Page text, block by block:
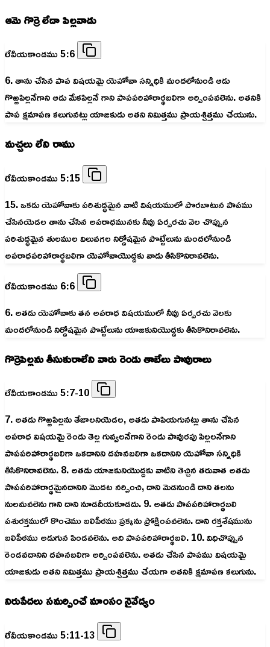
ఆమె గొర్రె లేదా పిల్లవాడు
లేవీయకాండము 5:6
6. తాను చేసిన పాప విషయమై యెహోవా సన్నిధికి మందలోనుండి ఆడు
గొఱ్ఱపిల్లనేగాని ఆడు మేకపిల్లనే గాని పాపపరిహారార్థబలిగా అర్పింపవలెను. అతనికి
పాప క్షమాపణ కలుగునట్లు యాజకుడు అతని నిమిత్తము ప్రాయశ్చిత్తము చేయును.
మచ్చలు లేని రాము
లేవీయకాండము 5:15
15. ఒకడు యెహోవాకు పరిశుద్ధమైన వాటి విషయములో పొరబాటున పాపము
చేసినయెడల తాను చేసిన అపరాధమునకు నీవు ఏర్పరచు వెల చొప్పున
పరిశుద్ధమైన తులముల విలువగల నిర్దోషమైన పొట్టేలును మందలోనుండి
అపరాధపరిహారార్థబలిగా యెహోవాయొద్దకు వాడు తీసికొనిరావలెను.
లేవీయకాండము 6:6
6. అతడు యెహోవాకు తన అపరాధ విషయములో నీవు ఏర్పరచు వెలకు
మందలోనుండి నిర్దోషమైన పొట్టేలును యాజకునియొద్దకు తీసికొనిరావలెను.
గొర్రెపిల్లను తీసుకురాలేని వారు రెండు తాబేలు పావురాలు
లేవీయకాండము 5:7-10
7. అతడు గొఱ్ఱపిల్లను తేజాలనియెడల, అతడు పాపియగునట్లు తాను చేసిన
అపరాధ విషయమై రెండు తెల్ల గువ్వలనేగాని రెండు పావురపు పిల్లలనేగాని
పాపపరిహారార్థబలిగా ఒకదానిని దహనబలిగా ఒకదానిని యెహోవా సన్నిధికి
తీసికొనిరావలెను. 8. అతడు యాజకునియొద్దకు వాటిని తెచ్చిన తరువాత అతడు
పాపపరిహారార్థమైనదానిని మొదట నర్పించి, దాని మెడనుండి దాని తలను
నులమవలెను గాని దాని నూడదీయకూడదు. 9. అతడు పాపపరిహారార్థబలి
పశురక్తములో కొంచెము బలిపీఠము ప్రక్కను ప్రోక్షింపవలెను. దాని రక్తశేషమును
బలిపీఠము అడుగున పిండవలెను. అది పాపపరిహారార్థబలి. 10. విధిచొప్పున
రెండవదానిని దహనబలిగా అర్పింపవలెను. అతడు చేసిన పాపము విషయమై
యాజకుడు అతని నిమిత్తము ప్రాయశ్చిత్తము చేయగా అతనికి క్షమాపణ కలుగును.
నిరుపేదలు సమర్పించే మాంసం నైవేద్యం
లేవీయకాండము 5:11-13